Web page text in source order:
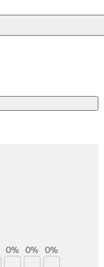
0% 0% 0%